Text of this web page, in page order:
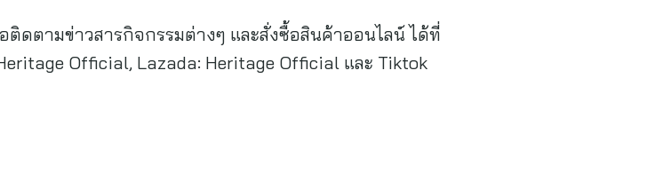
ติดตามข่าวสารกิจกรรมต่างๆ และสั่งซื้อสินค้าออนไลน์ ได้ที่
Official, Lazada: Heritage Official และ Tiktok